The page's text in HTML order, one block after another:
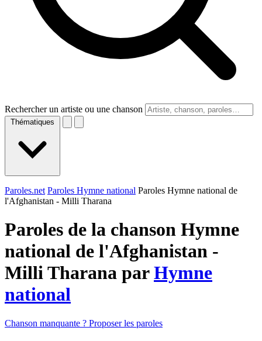
Rechercher un artiste ou une chanson
Thématiques
Paroles.net Paroles Hymne national Paroles Hymne national de
l'Afghanistan - Milli Tharana
Paroles de la chanson Hymne
national de l'Afghanistan -
Milli Tharana parHymne
national
Chanson manquante ? Proposer les paroles